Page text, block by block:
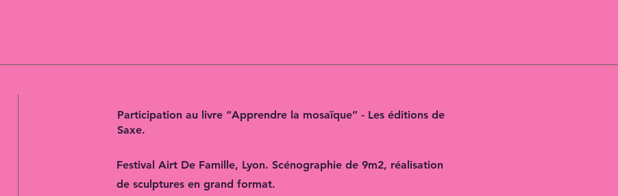
Participation au livre “Apprendre la mosaïque” - Les éditions de
Saxe.
Festival Airt De Famille, Lyon. Scénographie de 9m2, réalisation
de sculptures en grand format.